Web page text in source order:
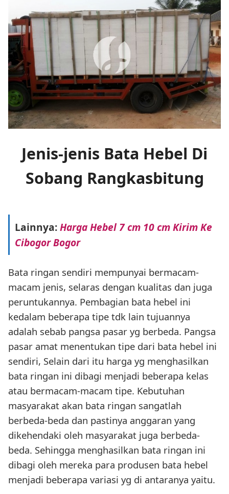
Jenis-jenis Bata Hebel Di
Sobang Rangkasbitung
Lainnya:Harga Hebel 7 cm 10 cm Kirim Ke
Cibogor Bogor
Bata ringan sendiri mempunyai bermacam-
macam jenis, selaras dengan kualitas dan juga
peruntukannya. Pembagian bata hebel ini
kedalam beberapa tipe tdk lain tujuannya
adalah sebab pangsa pasar yg berbeda. Pangsa
pasar amat menentukan tipe dari bata hebel ini
sendiri, Selain dari itu harga yg menghasilkan
bata ringan ini dibagi menjadi beberapa kelas
atau bermacam-macam tipe. Kebutuhan
masyarakat akan bata ringan sangatlah
berbeda-beda dan pastinya anggaran yang
dikehendaki oleh masyarakat juga berbeda-
beda. Sehingga menghasilkan bata ringan ini
dibagi oleh mereka para produsen bata hebel
menjadi beberapa variasi yg di antaranya yaitu.